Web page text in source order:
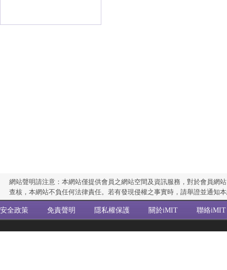
網站聲明請注意：本網站僅提供會員之網站空間及資訊服務，對於會員網
查核，本網站不負任何法律責任。若有發現侵權之事實時，請舉證並通知
安全政策 免責聲明 隱私權保護 關於iMIT 聯絡iMIT